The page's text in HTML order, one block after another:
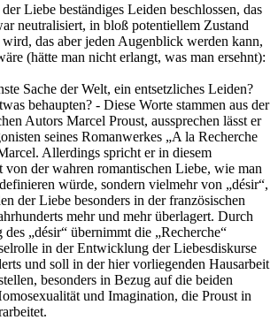
Liebe beständiges Leiden beschlossen, das
neutralisiert, in bloß potentiellem Zustand
das aber jeden Augenblick werden kann,
(hätte man nicht erlangt, was man ersehnt):
Sache der Welt, ein entsetzliches Leiden?
behaupten? - Diese Worte stammen aus der
Autors Marcel Proust, aussprechen lässt er
seines Romanwerkes „A la Recherche
Allerdings spricht er in diesem
von der wahren romantischen Liebe, wie man
würde, sondern vielmehr von „désir“,
der Liebe besonders in der französischen
mehr und mehr überlagert. Durch
„désir“ übernimmt die „Recherche“
in der Entwicklung der Liebesdiskurse
und soll in der hier vorliegenden Hausarbeit
besonders in Bezug auf die beiden
und Imagination, die Proust in